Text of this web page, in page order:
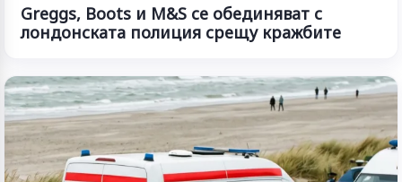
Greggs, Boots и M&S се обединяват с
лондонската полиция срещу кражбите